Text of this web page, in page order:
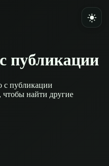
публикации
с публикации
найти другие